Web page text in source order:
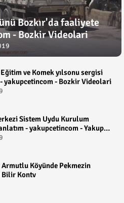
Bozkır'da faaliyete
- Bozkir Videolari
ve Komek yılsonu sergisi
- Bozkir Videolari
Sistem Uydu Kurulum
- yakupcetincom - Yakup
Köyünde Pekmezin
Bilir Kontv